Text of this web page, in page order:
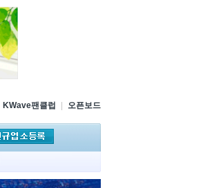
KWave팬클럽 오픈보드